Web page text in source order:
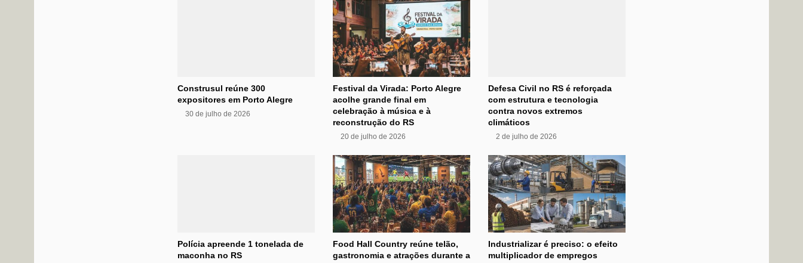
Construsul reúne 300
expositores em Porto Alegre
30 de julho de 2026
Festival da Virada: Porto Alegre
acolhe grande final em
celebração à música e à
reconstrução do RS
20 de julho de 2026
Defesa Civil no RS é reforçada
com estrutura e tecnologia
contra novos extremos
climáticos
2 de julho de 2026
Polícia apreende 1 tonelada de
maconha no RS
Food Hall Country reúne telão,
gastronomia e atrações durante a
Industrializar é preciso: o efeito
multiplicador de empregos